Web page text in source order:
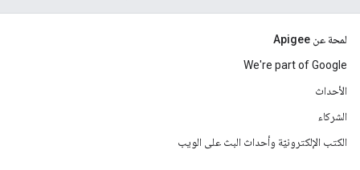
لمحة عن Apigee
We're part of Google
الأحداث
الشركاء
الكتب الإلكترونيّة وأحداث البث على الويب